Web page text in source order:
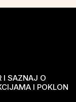
I SAZNAJ O
I POKLON